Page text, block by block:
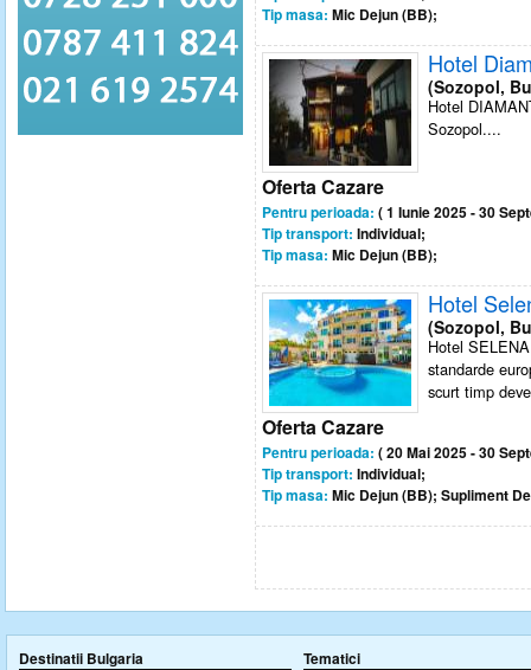
Tip masa: Mic Dejun (BB);
Hotel
(Sozopol,
Hotel
Sozopol....
Oferta Cazare
Pentru perioada: ( 1 Iunie 2025 - 30
Tip transport: Individual;
Tip masa: Mic Dejun (BB);
Hotel
(Sozopol,
Hotel
standarde
scurt timp
Oferta Cazare
Pentru perioada: ( 20 Mai 2025 - 30
Tip transport: Individual;
Tip masa: Mic Dejun (BB); Supliment
Destinatii Bulgaria Tematici